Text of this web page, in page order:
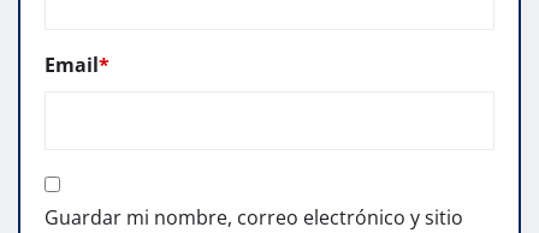
Email*
Guardar mi nombre, correo electrónico y sitio